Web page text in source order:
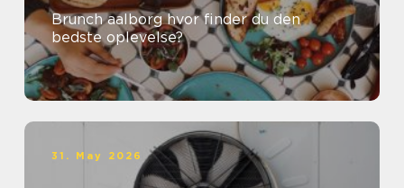
Brunch aalborg hvor finder du den
bedste oplevelse?
31. May 2026